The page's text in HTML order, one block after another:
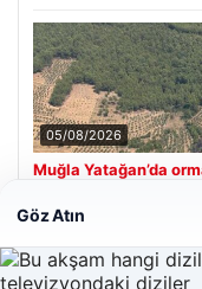
05/08/2026
Muğla Yatağan’da
Son Eklenen
Göz Atın